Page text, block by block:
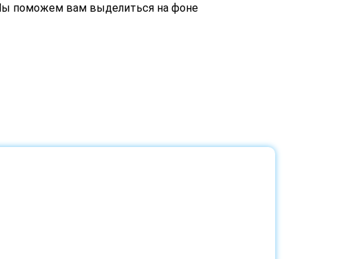
Мы поможем вам выделиться на фоне